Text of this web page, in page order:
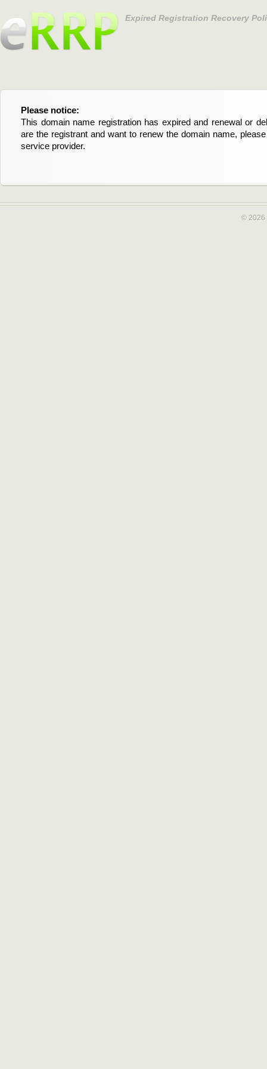
Expired Registration Recovery
Please notice:
This domain name registration has expired and renewal or
are the registrant and want to renew the domain name,
service provider.
Bitte beachten Sie:
Diese Domainregistrierung ist abgelaufen und die
Domain stehen an. Wenn Sie der Registrant sind und
verlängern möchten, kontaktieren Sie bitte Ihren Service-
© 2026